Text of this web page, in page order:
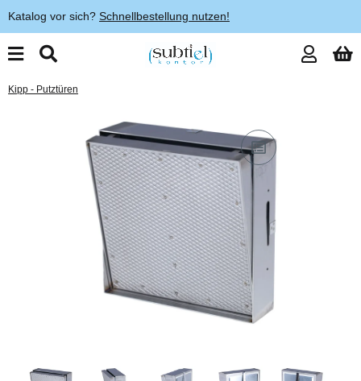
Katalog vor sich? Schnellbestellung nutzen!
Kipp - Putztüren